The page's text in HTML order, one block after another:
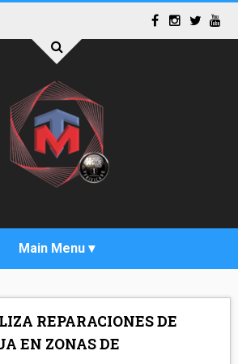
REPARACIONES DE
EN ZONAS DE